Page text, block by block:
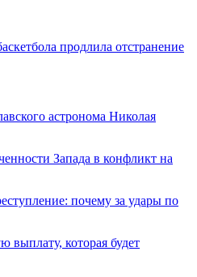
продлила отстранение
астронома Николая
Запада в конфликт на
почему за удары по
выплату, которая будет